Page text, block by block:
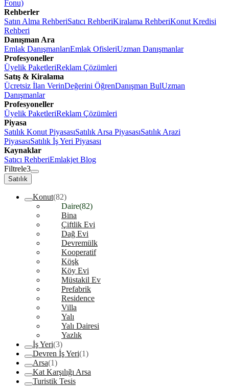
Fonu)
Rehberler
Satın Alma RehberiSatıcı RehberiKiralama RehberiKonut Kredisi
Rehberi
Danışman Ara
Emlak DanışmanlarıEmlak OfisleriUzman Danışmanlar
Profesyoneller
Üyelik PaketleriReklam Çözümleri
Satış & Kiralama
Ücretsiz İlan VerinDeğerini ÖğrenDanışman BulUzman
Danışmanlar
Profesyoneller
Üyelik PaketleriReklam Çözümleri
Piyasa
Satılık Konut PiyasasıSatılık Arsa PiyasasıSatılık Arazi
PiyasasıSatılık İş Yeri Piyasası
Kaynaklar
Satıcı RehberiEmlakjet Blog
Filtrele3
Satılık
Konut(82)
Daire(82)
Bina
Çiftlik Evi
Dağ Evi
Devremülk
Kooperatif
Köşk
Köy Evi
Müstakil Ev
Prefabrik
Residence
Villa
Yalı
Yalı Dairesi
Yazlık
İş Yeri(3)
Devren İş Yeri(1)
Arsa(1)
Kat Karşılığı Arsa
Turistik Tesis